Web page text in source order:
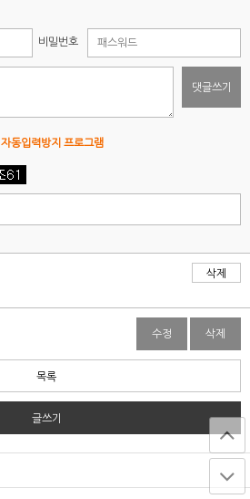
비밀번호
댓글쓰기
자동입력방지 프로그램
삭제
수정 삭제
목록
글쓰기